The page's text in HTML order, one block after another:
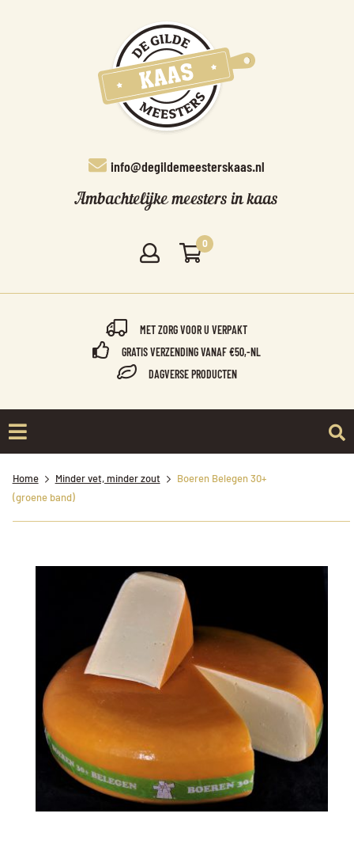
info@degildemeesterskaas.nl
Ambachtelijke meesters in kaas
0
MET ZORG VOOR U VERPAKT
GRATIS VERZENDING VANAF €50,-NL
DAGVERSE PRODUCTEN
Home Minder vet, minder zout
Boeren Belegen 30+
(groene band)